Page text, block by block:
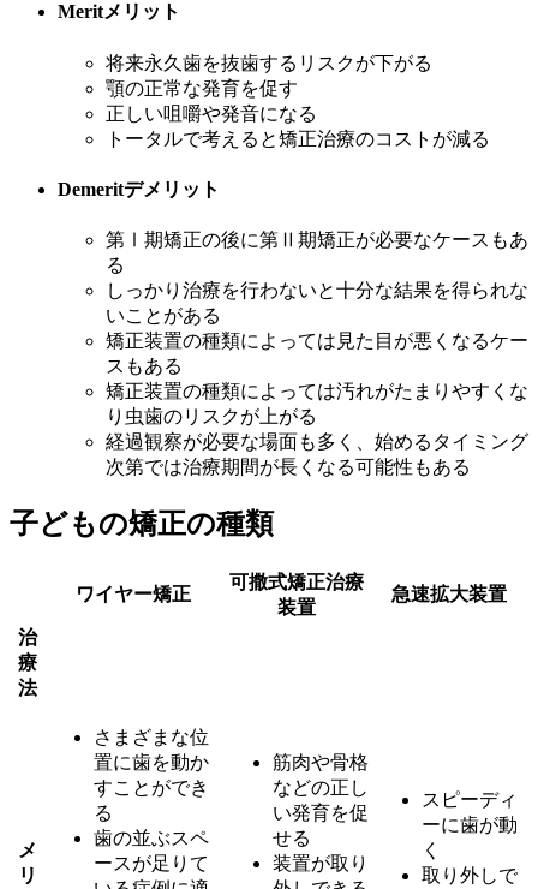
Meritメリット
将来永久歯を抜歯するリスクが下がる
顎の正常な発育を促す
正しい咀嚼や発音になる
トータルで考えると矯正治療のコストが減る
Demeritデメリット
第Ⅰ期矯正の後に第Ⅱ期矯正が必要なケースもあ
る
しっかり治療を行わないと十分な結果を得られな
いことがある
矯正装置の種類によっては見た目が悪くなるケー
スもある
矯正装置の種類によっては汚れがたまりやすくな
り虫歯のリスクが上がる
経過観察が必要な場面も多く、始めるタイミング
次第では治療期間が長くなる可能性もある
子どもの矯正の種類
ワイヤー矯正
可撒式矯正治療
装置
急速拡大装置
治
療
法
メ
リ
さまざまな位
置に歯を動か
すことができ
る
歯の並ぶスペ
ースが足りて
筋肉や骨格
などの正し
い発育を促
せる
装置が取り
スピーディ
ーに歯が動
く
取り外しで